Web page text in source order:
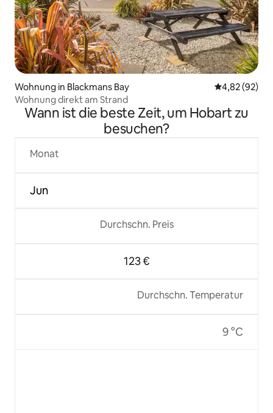
Wohnung in Blackmans Bay
4,82 (92)
Wohnung direkt am Strand
Wann ist die beste Zeit, um Hobart zu
besuchen?
Monat
Jun
Durchschn. Preis
123 €
Durchschn. Temperatur
9 °C